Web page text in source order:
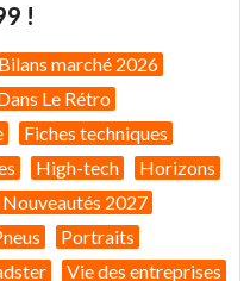
!
Bilans marché 2026
Le Rétro
Fiches techniques
High-tech
Horizons
Nouveautés 2027
Portraits
Vie des entreprises